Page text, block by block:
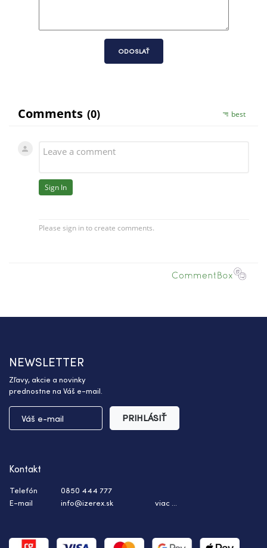
ODOSLAŤ
NEWSLETTER
Zľavy, akcie a novinky
prednostne na Váš e-mail.
PRIHLÁSIŤ
Kontakt
Telefón
0850 444 777
E-mail
info@izerex.sk viac ...